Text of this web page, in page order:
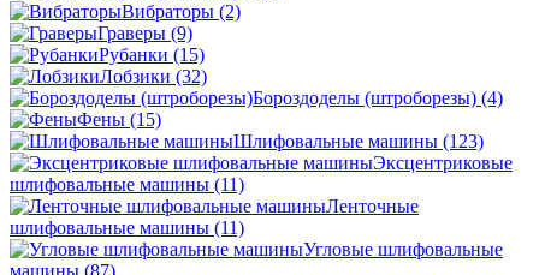
Вибраторы (2)
Граверы (9)
Рубанки (15)
Лобзики (32)
Бороздоделы (штроборезы) (4)
Фены (15)
Шлифовальные машины (123)
Эксцентриковые
шлифовальные машины (11)
Ленточные
шлифовальные машины (11)
Угловые шлифовальные